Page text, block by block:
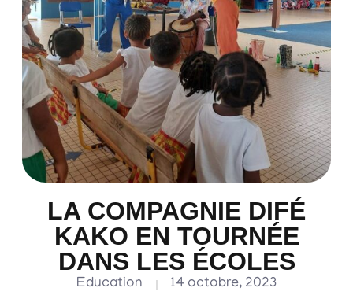
LA COMPAGNIE DIFÉ
KAKO EN TOURNÉE
DANS LES ÉCOLES
Education 14 octobre, 2023